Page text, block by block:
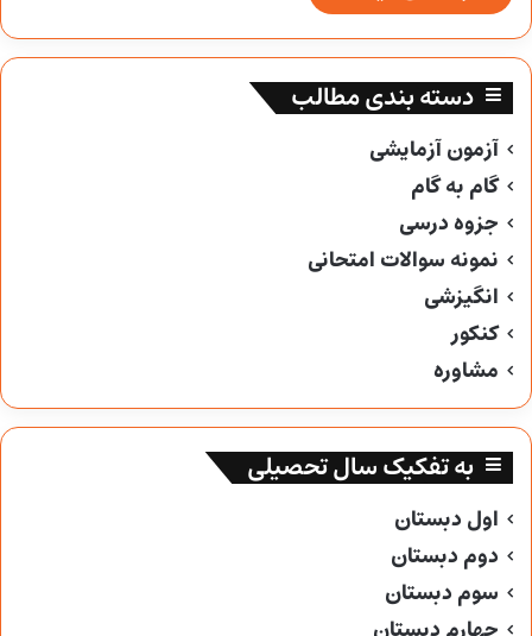
دسته بندی مطالب
آزمون آزمایشی
گام به گام
جزوه درسی
نمونه سوالات امتحانی
انگیزشی
کنکور
مشاوره
به تفکیک سال تحصیلی
اول دبستان
دوم دبستان
سوم دبستان